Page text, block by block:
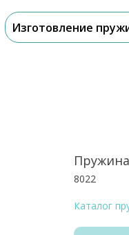
Изготовление
8022
Каталог